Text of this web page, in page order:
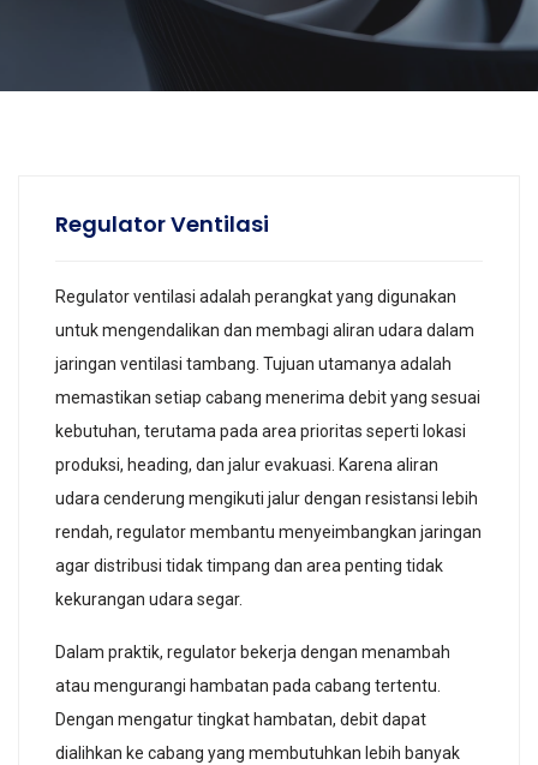
Regulator Ventilasi
Regulator ventilasi adalah perangkat yang digunakan
untuk mengendalikan dan membagi aliran udara dalam
jaringan ventilasi tambang. Tujuan utamanya adalah
memastikan setiap cabang menerima debit yang sesuai
kebutuhan, terutama pada area prioritas seperti lokasi
produksi, heading, dan jalur evakuasi. Karena aliran
udara cenderung mengikuti jalur dengan resistansi lebih
rendah, regulator membantu menyeimbangkan jaringan
agar distribusi tidak timpang dan area penting tidak
kekurangan udara segar.
Dalam praktik, regulator bekerja dengan menambah
atau mengurangi hambatan pada cabang tertentu.
Dengan mengatur tingkat hambatan, debit dapat
dialihkan ke cabang yang membutuhkan lebih banyak